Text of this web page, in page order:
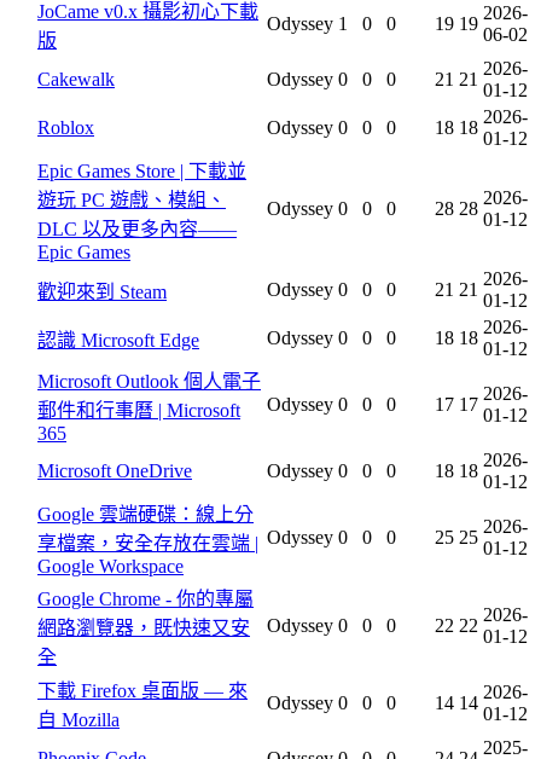
JoCame v0.x 攝影初心下載
版
Odyssey 1 0 0 19 19
2026-
06-02
Cakewalk Odyssey 0 0 0 21 21
2026-
01-12
Roblox
Odyssey 0 0 0 18 18
2026-
01-12
Epic Games Store | 下載並
遊玩 PC 遊戲、模組、
DLC 以及更多內容——
Epic Games
Odyssey 0 0 0 28 28
2026-
01-12
歡迎來到 Steam Odyssey 0 0 0 21 21
2026-
01-12
認識 Microsoft Edge
Odyssey 0 0 0 18 18
2026-
01-12
Microsoft Outlook 個人電子
郵件和行事曆 | Microsoft
365
Odyssey 0 0 0 17 17
2026-
01-12
Microsoft OneDrive Odyssey 0 0 0 18 18
2026-
01-12
Google 雲端硬碟：線上分
享檔案，安全存放在雲端 |
Google Workspace
Odyssey 0 0 0 25 25
2026-
01-12
Google Chrome - 你的專屬
網路瀏覽器，既快速又安
全
Odyssey 0 0 0 22 22
2026-
01-12
下載 Firefox 桌面版 — 來
自 Mozilla
Odyssey 0 0 0 14 14
2026-
01-12
2025-